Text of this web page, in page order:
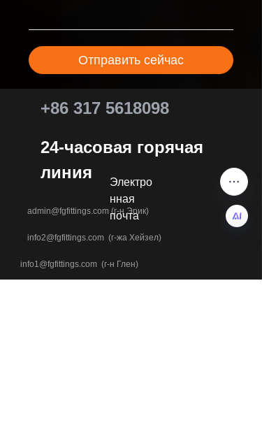
Отправить сейчас
Электро
нная
почта
admin@fgfittings.com (г-н Эрик)
info1@fgfittings.com (г-н Глен)
info2@fgfittings.com (г-жа Хейзел)
24-часовая горячая
линия
+86 317 5618098